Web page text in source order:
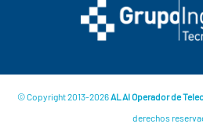
© Copyright 2013-2026ALAI Operador de
derechos